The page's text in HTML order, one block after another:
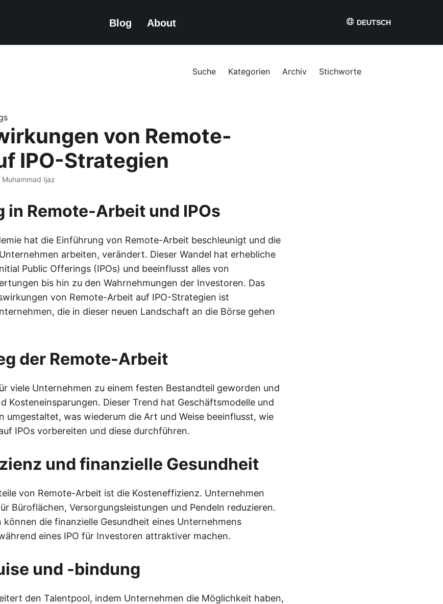
Blog About DEUTSCH
Suche Kategorien Archiv Stichworte
von Remote-
IPO-Strategien
Muhammad Ijaz
in Remote-Arbeit und IPOs
hat die Einführung von Remote-Arbeit beschleunigt und die
arbeiten, verändert. Dieser Wandel hat erhebliche
Public Offerings (IPOs) und beeinflusst alles von
bis hin zu den Wahrnehmungen der Investoren. Das
von Remote-Arbeit auf IPO-Strategien ist
die in dieser neuen Landschaft an die Börse gehen
der Remote-Arbeit
viele Unternehmen zu einem festen Bestandteil geworden und
Kosteneinsparungen. Dieser Trend hat Geschäftsmodelle und
umgestaltet, was wiederum die Art und Weise beeinflusst, wie
IPOs vorbereiten und diese durchführen.
und finanzielle Gesundheit
von Remote-Arbeit ist die Kosteneffizienz. Unternehmen
Büroflächen, Versorgungsleistungen und Pendeln reduzieren.
können die finanzielle Gesundheit eines Unternehmens
eines IPO für Investoren attraktiver machen.
und -bindung
den Talentpool, indem Unternehmen die Möglichkeit haben,